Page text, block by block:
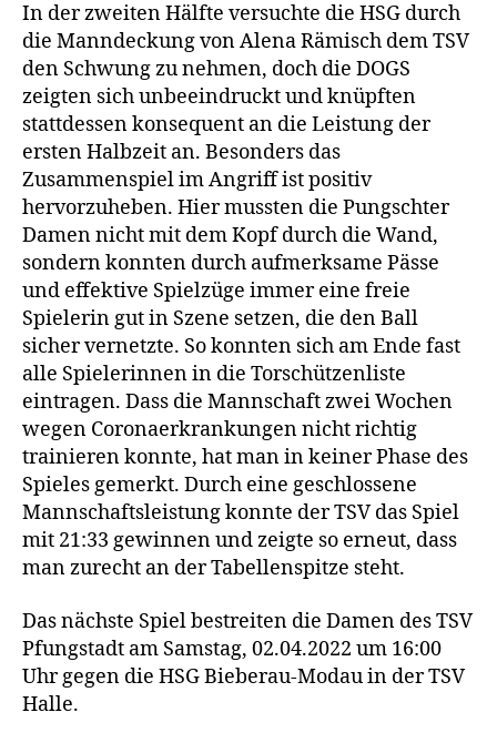
In der zweiten Hälfte versuchte die HSG durch
die Manndeckung von Alena Rämisch dem TSV
den Schwung zu nehmen, doch die DOGS
zeigten sich unbeeindruckt und knüpften
stattdessen konsequent an die Leistung der
ersten Halbzeit an. Besonders das
Zusammenspiel im Angriff ist positiv
hervorzuheben. Hier mussten die Pungschter
Damen nicht mit dem Kopf durch die Wand,
sondern konnten durch aufmerksame Pässe
und effektive Spielzüge immer eine freie
Spielerin gut in Szene setzen, die den Ball
sicher vernetzte. So konnten sich am Ende fast
alle Spielerinnen in die Torschützenliste
eintragen. Dass die Mannschaft zwei Wochen
wegen Coronaerkrankungen nicht richtig
trainieren konnte, hat man in keiner Phase des
Spieles gemerkt. Durch eine geschlossene
Mannschaftsleistung konnte der TSV das Spiel
mit 21:33 gewinnen und zeigte so erneut, dass
man zurecht an der Tabellenspitze steht.
Das nächste Spiel bestreiten die Damen des TSV
Pfungstadt am Samstag, 02.04.2022 um 16:00
Uhr gegen die HSG Bieberau-Modau in der TSV
Halle.